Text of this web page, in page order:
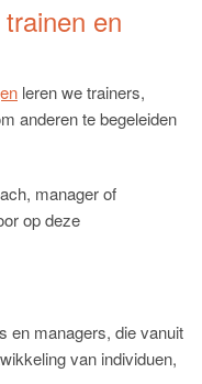
en
leren we trainers,
anderen te begeleiden
manager of
op deze
en managers, die vanuit
van individuen,